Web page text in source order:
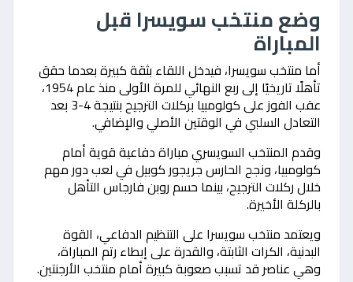
وضع منتخب سويسرا قبل
المباراة
أما منتخب سويسرا، فيدخل اللقاء بثقة كبيرة بعدما حقق
تأهلًا تاريخيًا إلى ربع النهائي للمرة الأولى منذ عام 1954،
عقب الفوز على كولومبيا بركلات الترجيح بنتيجة 4-3 بعد
التعادل السلبي في الوقتين الأصلي والإضافي.
وقدم المنتخب السويسري مباراة دفاعية قوية أمام
كولومبيا، ونجح الحارس جريجور كوبيل في لعب دور مهم
خلال ركلات الترجيح، بينما حسم روبن فارجاس التأهل
بالركلة الأخيرة.
ويعتمد منتخب سويسرا على التنظيم الدفاعي، القوة
البدنية، الكرات الثابتة، والقدرة على إبطاء رتم المباراة،
وهي عناصر قد تسبب صعوبة كبيرة أمام منتخب الأرجنتين.